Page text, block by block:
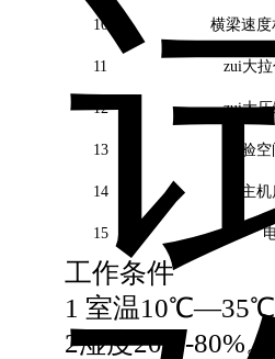
10 横梁速
11 zui大
12 zui大
13 试验
14 主
15
工作条件
1 室温
2湿度20%-80%。